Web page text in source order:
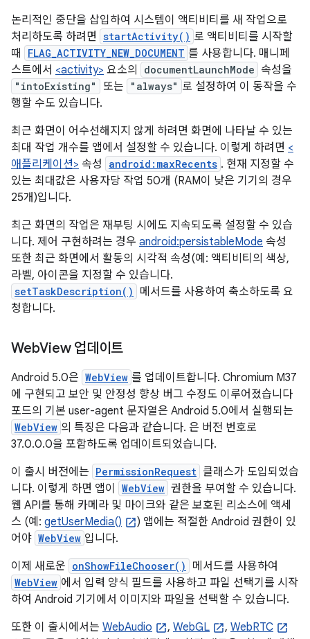
논리적인 중단을 삽입하여 시스템이 액티비티를 새 작업으로
처리하도록 하려면 startActivity() 로 액티비티를 시작할
때
FLAG_ACTIVITY_NEW_DOCUMENT 를 사용합니다. 매니페
스트에서 <activity> 요소의 documentLaunchMode 속성을
"intoExisting" 또는 "always" 로 설정하여 이 동작을 수
행할 수도 있습니다.
최근 화면이 어수선해지지 않게 하려면 화면에 나타날 수 있는
최대 작업 개수를 앱에서 설정할 수 있습니다. 이렇게 하려면 <
애플리케이션> 속성 android:maxRecents . 현재 지정할 수
있는 최대값은 사용자당 작업 50개 (RAM이 낮은 기기의 경우
25개)입니다.
최근 화면의 작업은 재부팅 시에도 지속되도록 설정할 수 있습
니다. 제어 구현하려는 경우 android:persistableMode 속성
또한 최근 화면에서 활동의 시각적 속성(예: 액티비티의 색상,
라벨, 아이콘을 지정할 수 있습니다.
setTaskDescription()
메서드를 사용하여 축소하도록 요
청합니다.
WebView 업데이트
Android 5.0은 WebView 를 업데이트합니다. Chromium M37
에 구현되고 보안 및 안정성 향상 버그 수정도 이루어졌습니다
포드의 기본 user-agent 문자열은 Android 5.0에서 실행되는
WebView 의 특징은 다음과 같습니다. 은 버전 번호로
37.0.0.0을 포함하도록 업데이트되었습니다.
이 출시 버전에는 PermissionRequest 클래스가 도입되었습
니다. 이렇게 하면 앱이
WebView 권한을 부여할 수 있습니다.
웹 API를 통해 카메라 및 마이크와 같은 보호된 리소스에 액세
스 (예: getUserMedia()
) 앱에는 적절한 Android 권한이 있
어야 WebView 입니다.
이제 새로운 onShowFileChooser() 메서드를 사용하여
WebView 에서 입력 양식 필드를 사용하고 파일 선택기를 시작
하여 Android 기기에서 이미지와 파일을 선택할 수 있습니다.
또한 이 출시에서는 WebAudio , WebGL , WebRTC